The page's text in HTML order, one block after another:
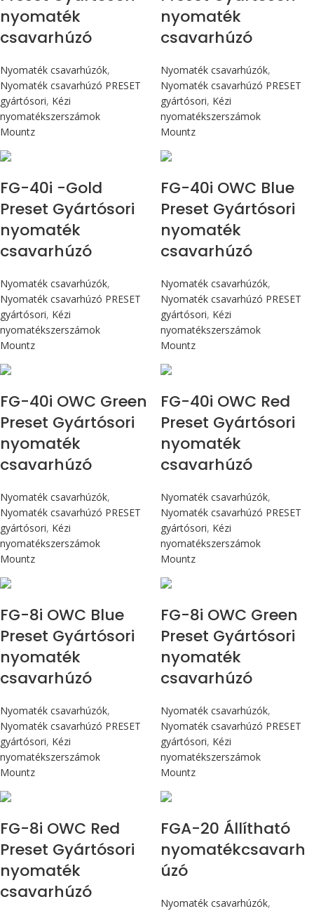
nyomaték
csavarhúzó
Nyomaték csavarhúzók,
Nyomaték csavarhúzó PRESET
gyártósori, Kézi
nyomatékszerszámok
Mountz
nyomaték
csavarhúzó
Nyomaték csavarhúzók,
Nyomaték csavarhúzó PRESET
gyártósori, Kézi
nyomatékszerszámok
Mountz
FG-40i -Gold
Preset Gyártósori
nyomaték
csavarhúzó
Nyomaték csavarhúzók,
Nyomaték csavarhúzó PRESET
gyártósori, Kézi
nyomatékszerszámok
Mountz
FG-40i OWC Blue
Preset Gyártósori
nyomaték
csavarhúzó
Nyomaték csavarhúzók,
Nyomaték csavarhúzó PRESET
gyártósori, Kézi
nyomatékszerszámok
Mountz
FG-40i OWC Green
Preset Gyártósori
nyomaték
csavarhúzó
Nyomaték csavarhúzók,
Nyomaték csavarhúzó PRESET
gyártósori, Kézi
nyomatékszerszámok
Mountz
FG-40i OWC Red
Preset Gyártósori
nyomaték
csavarhúzó
Nyomaték csavarhúzók,
Nyomaték csavarhúzó PRESET
gyártósori, Kézi
nyomatékszerszámok
Mountz
FG-8i OWC Blue
Preset Gyártósori
nyomaték
csavarhúzó
Nyomaték csavarhúzók,
Nyomaték csavarhúzó PRESET
gyártósori, Kézi
nyomatékszerszámok
Mountz
FG-8i OWC Green
Preset Gyártósori
nyomaték
csavarhúzó
Nyomaték csavarhúzók,
Nyomaték csavarhúzó PRESET
gyártósori, Kézi
nyomatékszerszámok
Mountz
FG-8i OWC Red
Preset Gyártósori
nyomaték
csavarhúzó
FGA-20 Állítható
nyomatékcsavarh
úzó
Nyomaték csavarhúzók,